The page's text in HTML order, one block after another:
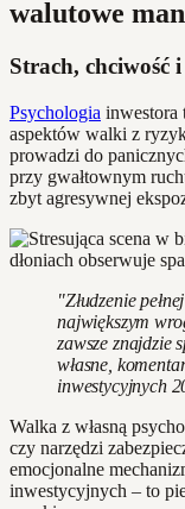
walutowe
Strach, chciwość
Psychologia inwestora
aspektów walki z
prowadzi do
przy gwałtownym
zbyt agresywnej
"Złudzenie
największym
zawsze znajdzie
własne,
inwestycyjnych
Walka z własną
czy narzędzi
emocjonalne
inwestycyjnych – to